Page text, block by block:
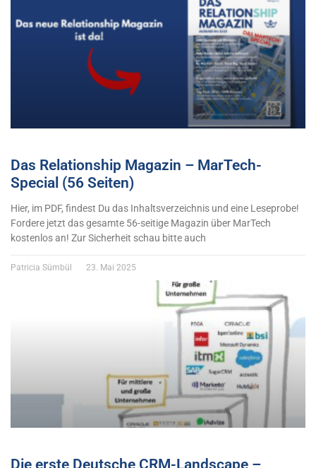
Das Relationship Magazin – MarTech-
Special (56 Seiten)
Hier, im PDF, findest Du das Inhaltsverzeichnis und eine Leseprobe!
Fordere jetzt das gesamte 56-seitige Magazin über MarTech
kostenlos an! Zur Sicherheit schau bitte auch
Patricia Sümbül 23. Mai 2025
Die erste Deutsche CRM-Landscape –